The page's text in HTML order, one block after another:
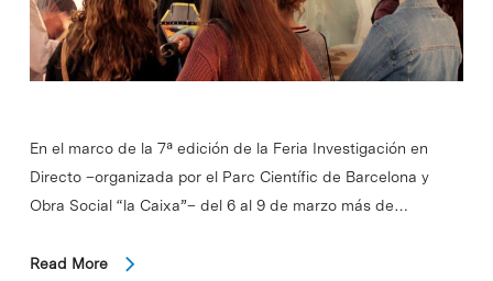
En el marco de la 7ª edición de la Feria Investigación en
Directo –organizada por el Parc Científic de Barcelona y
Obra Social “la Caixa”– del 6 al 9 de marzo más de…
Read More